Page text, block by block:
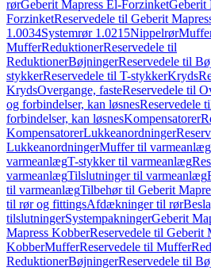
rørGeberit Mapress El-ForzinketGeberit
ForzinketReservedele til Geberit
1.0034Systemrør 1.0215Nippelrør
MufferReduktionerReservedele til
ReduktionerBøjningerReservedele til
stykkerReservedele til T-stykkerKryds
KrydsOvergange, fasteReservedele til
og forbindelser, kan løsnesReservedele
forbindelser, kan løsnesKompensatorer
KompensatorerLukkeanordninger
LukkeanordningerMuffer til varmeanlæg
varmeanlægT-stykker til varmeanlæg
varmeanlægTilslutninger til varmeanlæg
til varmeanlægTilbehør til Geberit
til rør og fittingsAfdækninger til rør
tilslutningerSystempakningerGeberit
Mapress KobberReservedele til Geberit
KobberMufferReservedele til Muffer
ReduktionerBøjningerReservedele til